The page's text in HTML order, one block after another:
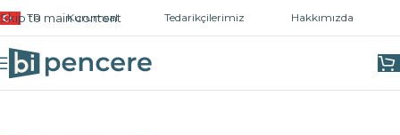
Skip to main content
TR Kurumsal Tedarikçilerimiz Hakkımızda